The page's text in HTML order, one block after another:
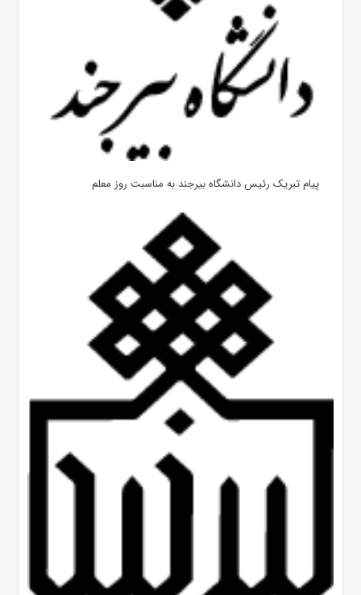
پیام تبریک رئیس دانشگاه بیرجند به مناسبت روز معلم